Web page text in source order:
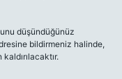
düşündüğünüz
bildirmeniz halinde,